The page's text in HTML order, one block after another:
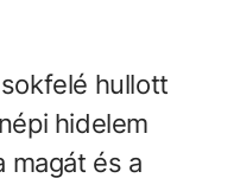
hullott
hidelem
magát és a